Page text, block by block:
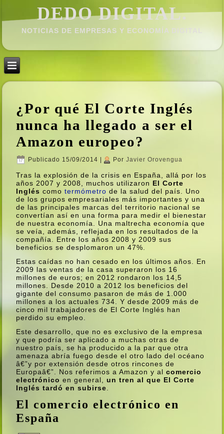
DEDO DIGITAL.
NOTICIAS DE EMPRESAS Y ECONOMÍ­A DIGITAL
¿Por qué El Corte Inglés
nunca ha llegado a ser el
Amazon europeo?
Publicado 15/09/2014 Por Javier Orovengua
Tras la explosión de la crisis en España, allá por los
años 2007 y 2008, muchos utilizaron El Corte
Inglés comotermómetro de la salud del paí­s. Uno
de los grupos empresariales más importantes y una
de las principales marcas del territorio nacional se
convertí­an así­ en una forma para medir el bienestar
de nuestra economí­a. Una maltrecha economí­a que
se veí­a, además, reflejada en los resultados de la
compañí­a. Entre los años 2008 y 2009 sus
beneficios se desplomaron un 47%.
Estas caí­das no han cesado en los últimos años. En
2009 las ventas de la casa superaron los 16
millones de euros; en 2012 rondaron los 14,5
millones. Desde 2010 a 2012 los beneficios del
gigante del consumo pasaron de más de 1.000
millones a los actuales 734. Y desde 2009 más de
cinco mil trabajadores de El Corte Inglés han
perdido su empleo.
Este desarrollo, que no es exclusivo de la empresa
y que podrí­a ser aplicado a muchas otras de
nuestro paí­s, se ha producido a la par que otra
amenaza abrí­a fuego desde el otro lado del océano
â€”y por extensión desde otros rincones de
Europaâ€”. Nos referimos a Amazon y alcomercio
electrónico en general,un tren al que El Corte
Inglés tardó en subirse
El comercio electrónico en
España